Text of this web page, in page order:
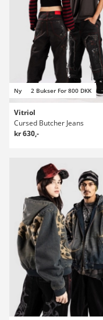
Ny 2 Bukser For 800 DKK
Vitriol
Cursed Butcher Jeans
kr 630,-